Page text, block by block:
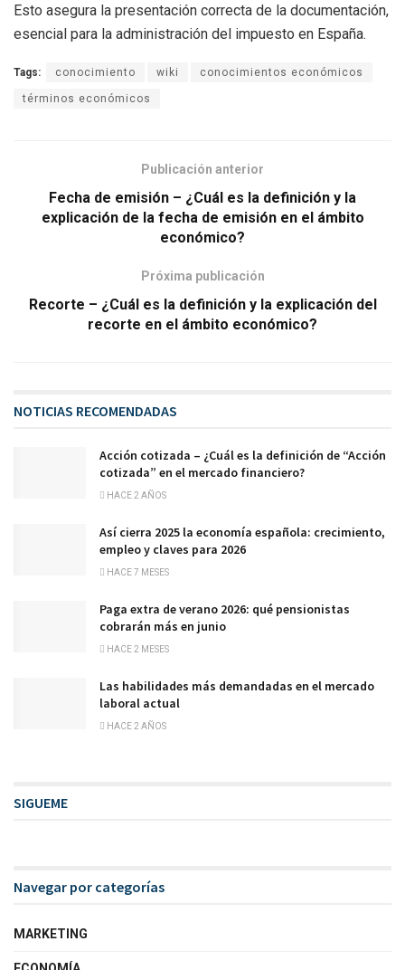
Esto asegura la presentación correcta de la documentación,
esencial para la administración del impuesto en España.
Tags: conocimiento wiki conocimientos económicos
términos económicos
Publicación anterior
Fecha de emisión – ¿Cuál es la definición y la
explicación de la fecha de emisión en el ámbito
económico?
Próxima publicación
Recorte – ¿Cuál es la definición y la explicación del
recorte en el ámbito económico?
NOTICIAS RECOMENDADAS
Acción cotizada – ¿Cuál es la definición de “Acción
cotizada” en el mercado financiero?
HACE 2 AÑOS
Así cierra 2025 la economía española: crecimiento,
empleo y claves para 2026
HACE 7 MESES
Paga extra de verano 2026: qué pensionistas
cobrarán más en junio
HACE 2 MESES
Las habilidades más demandadas en el mercado
laboral actual
HACE 2 AÑOS
SIGUEME
Navegar por categorías
MARKETING